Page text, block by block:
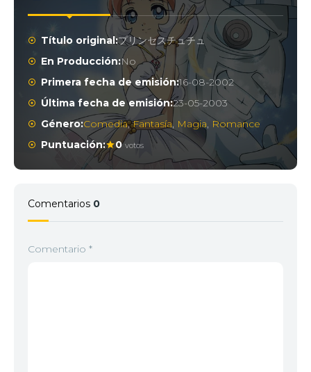
Título original:プリンセスチュチュ
En Producción:No
Primera fecha de emisión:16-08-2002
Última fecha de emisión:23-05-2003
Género:Comedia,Fantasía, Magia, Romance
Puntuación:
0 votos
Comentarios 0
Comentario *